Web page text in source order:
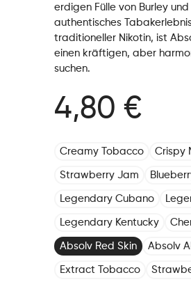
erdigen Fülle von Burley
authentisches
traditioneller Nikotin, ist
einen kräftigen, aber
suchen.
4,80 €
Creamy Tobacco Crispy
Strawberry Jam
Legendary Cubano
Legendary Kentucky
Absolv Red Skin Absolv
Extract Tobacco